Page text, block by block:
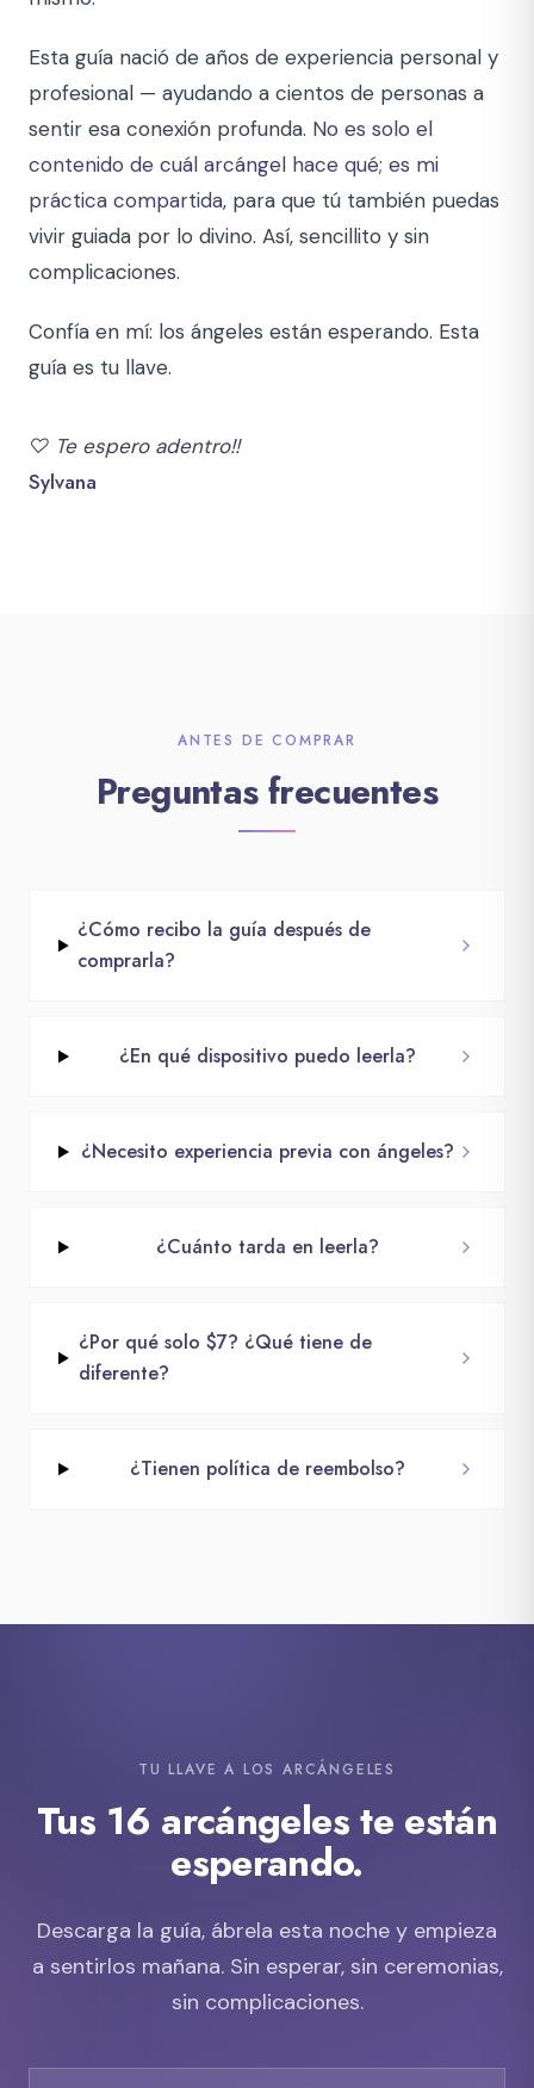
Esta guía nació de años de experiencia personal y
profesional — ayudando a cientos de personas a
sentir esa conexión profunda. No es solo el
contenido de cuál arcángel hace qué; es mi
práctica compartida, para que tú también puedas
vivir guiada por lo divino. Así, sencillito y sin
complicaciones.
Confía en mí: los ángeles están esperando. Esta
guía es tu llave.
♡ Te espero adentro!!
Sylvana
ANTES DE COMPRAR
Preguntas frecuentes
¿Cómo recibo la guía después de
comprarla?
¿En qué dispositivo puedo leerla?
¿Necesito experiencia previa con ángeles?
¿Cuánto tarda en leerla?
¿Por qué solo $7? ¿Qué tiene de
diferente?
¿Tienen política de reembolso?
TU LLAVE A LOS ARCÁNGELES
Tus 16 arcángeles te están
esperando.
Descarga la guía, ábrela esta noche y empieza
a sentirlos mañana. Sin esperar, sin ceremonias,
sin complicaciones.